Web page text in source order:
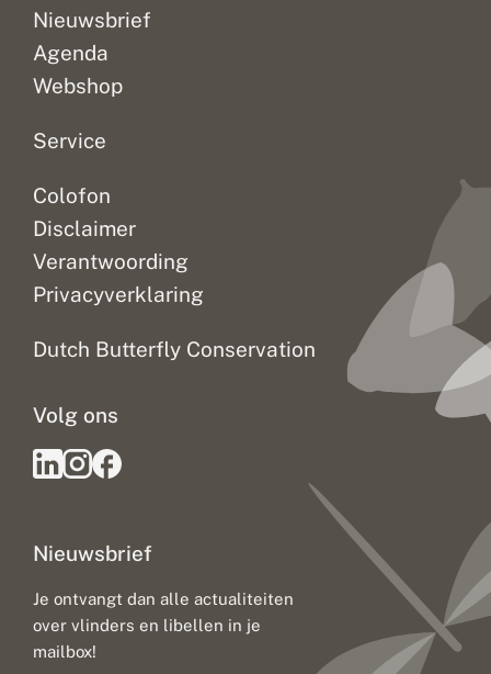
Nieuwsbrief
Agenda
Webshop
Service
Colofon
Disclaimer
Verantwoording
Privacyverklaring
Dutch Butterfly Conservation
Nieuwsbrief
Je ontvangt dan alle actualiteiten
over vlinders en libellen in je
mailbox!
Volg ons